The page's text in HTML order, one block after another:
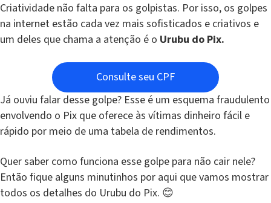
Criatividade não falta para os golpistas. Por isso, os golpes
na internet estão cada vez mais sofisticados e criativos e
um deles que chama a atenção é o Urubu do Pix.
Consulte seu CPF
Já ouviu falar desse golpe? Esse é um esquema fraudulento
envolvendo o Pix que oferece às vítimas dinheiro fácil e
rápido por meio de uma tabela de rendimentos.
Quer saber como funciona esse golpe para não cair nele?
Então fique alguns minutinhos por aqui que vamos mostrar
todos os detalhes do Urubu do Pix. 😊